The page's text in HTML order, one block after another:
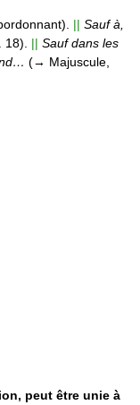
|| Sauf à,
|| Sauf dans les
(→ Majuscule,
peut être unie à